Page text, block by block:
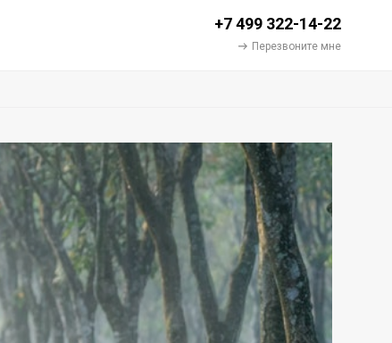
+7 499 322-14-22
Перезвоните мне